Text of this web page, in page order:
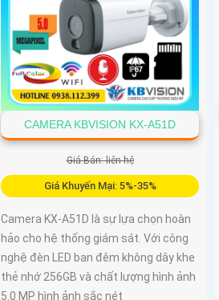
CAMERA KBVISION KX-A51D
Giá Bán: liên hệ
Giá Khuyến Mại: 5%-35%
Camera KX-A51D là sự lựa chọn hoàn
hảo cho hệ thống giám sát. Với công
nghệ đèn LED ban đêm không dây khe
thẻ nhớ 256GB và chất lượng hình ảnh
5.0 MP hình ảnh sắc nét